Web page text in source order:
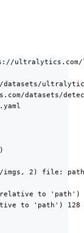
ultralytics.com/
datasets/
datasets/
2) file:
to 'path')
to 'path') 128